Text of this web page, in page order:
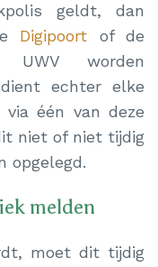
geldt, dan
Digipoort of de
worden
dient echter elke
via één van deze
niet of niet tijdig
opgelegd.
melden
moet dit tijdig